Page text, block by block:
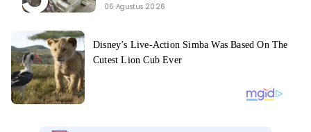
06 Agustus 2026